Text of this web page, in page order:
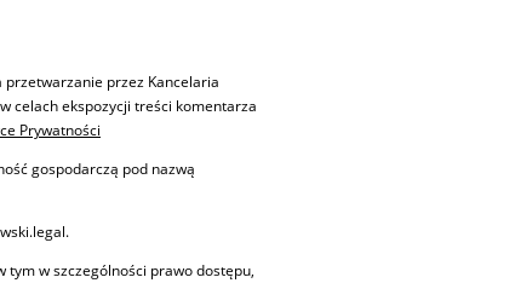
przez Kancelaria
celach ekspozycji treści komentarza
Prywatności
gospodarczą pod nazwą
tym w szczególności prawo dostępu,